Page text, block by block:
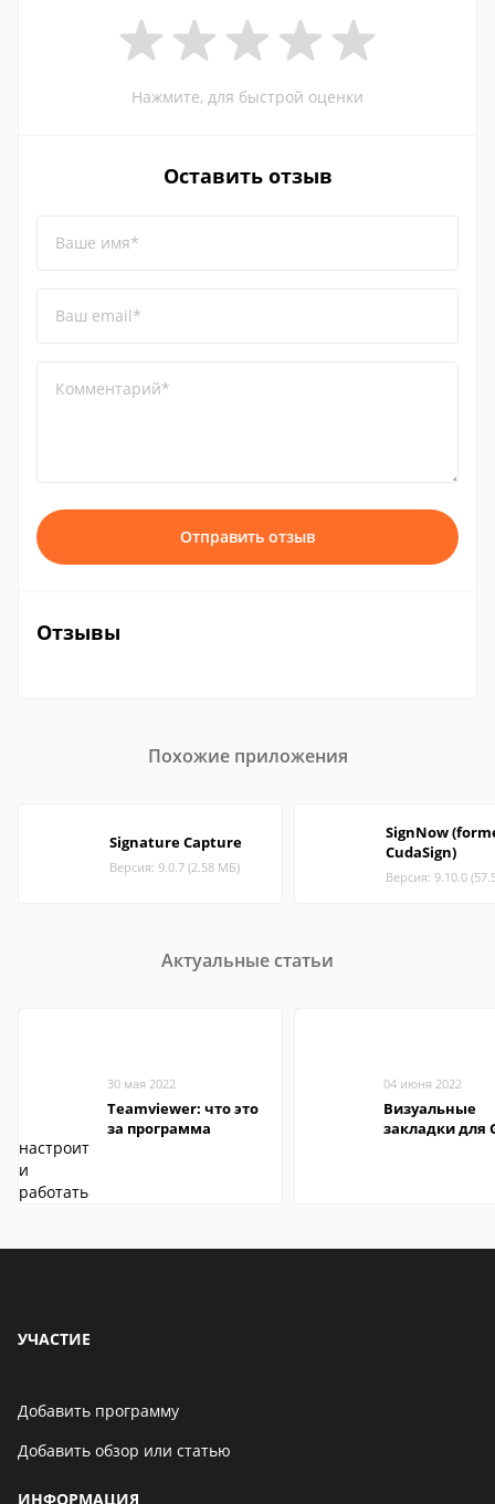
Нажмите, для быстрой оценки
Оставить отзыв
Ваше имя*
Ваш email*
Комментарий*
Отправить отзыв
Отзывы
Похожие приложения
Signature Capture
Версия: 9.0.7 (2.58 МБ)
SignNow
CudaSign)
Версия: 9.10.0
Актуальные статьи
30 мая 2022
Teamviewer: что это
за программа
04 июня 2022
Визуальные
закладки для
УЧАСТИЕ
Добавить программу
Добавить обзор или статью
ИНФОРМАЦИЯ